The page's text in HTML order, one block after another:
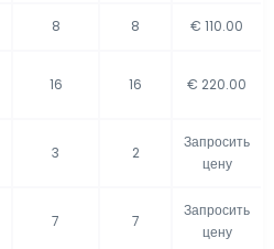
8 8 € 110.00
16 16 € 220.00
3 2
Запросить
цену
7 7
Запросить
цену